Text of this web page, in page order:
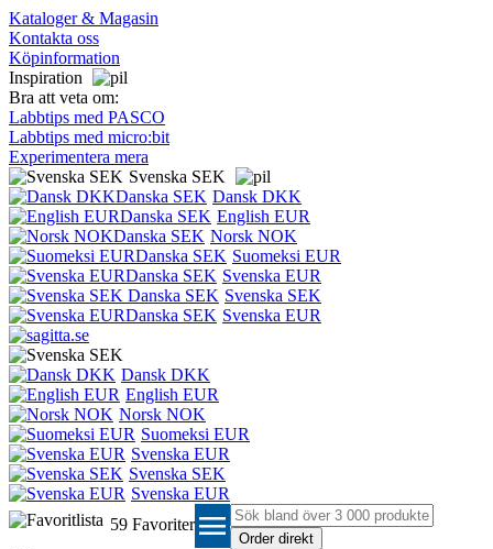
Kataloger & Magasin
Kontakta oss
Köpinformation
Inspiration
Bra att veta om:
Labbtips med PASCO
Labbtips med micro:bit
Experimentera mera
Svenska SEK
Dansk DKK
English EUR
Norsk NOK
Suomeksi EUR
Svenska EUR
Svenska SEK
Svenska EUR
Dansk DKK
English EUR
Norsk NOK
Suomeksi EUR
Svenska EUR
Svenska SEK
Svenska EUR
59 Favoriter menu